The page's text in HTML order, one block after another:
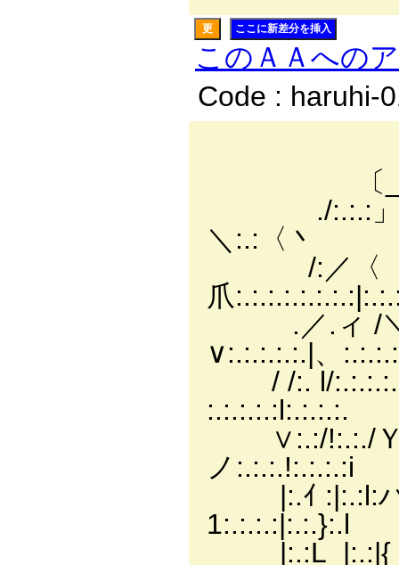
更 ここに新差分を挿入
このＡＡへの
Code : haruhi-
〔_￣￣ｿ
./:.:.:」 〈/
＼:.:〈丶
/:／〈
爪
.／.ィ /＼
∨:.:.:.:.:.|、
/ /:. l/
:.:.:.:.:l:.:.:.:.
∨:.:/!:.:./Ｙ
ノ:.:.:.!:.:.:.:i
|:.ｲ :|:.:l:
1:.:.:.:|:.:.}:.l